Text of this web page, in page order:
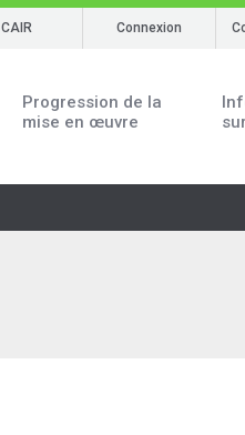
Progression de la
mise en œuvre
CAIR Connexion